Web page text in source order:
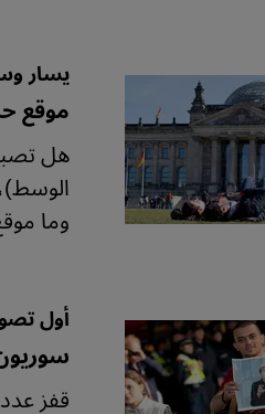
يسار
موقع
هل
وما
أول